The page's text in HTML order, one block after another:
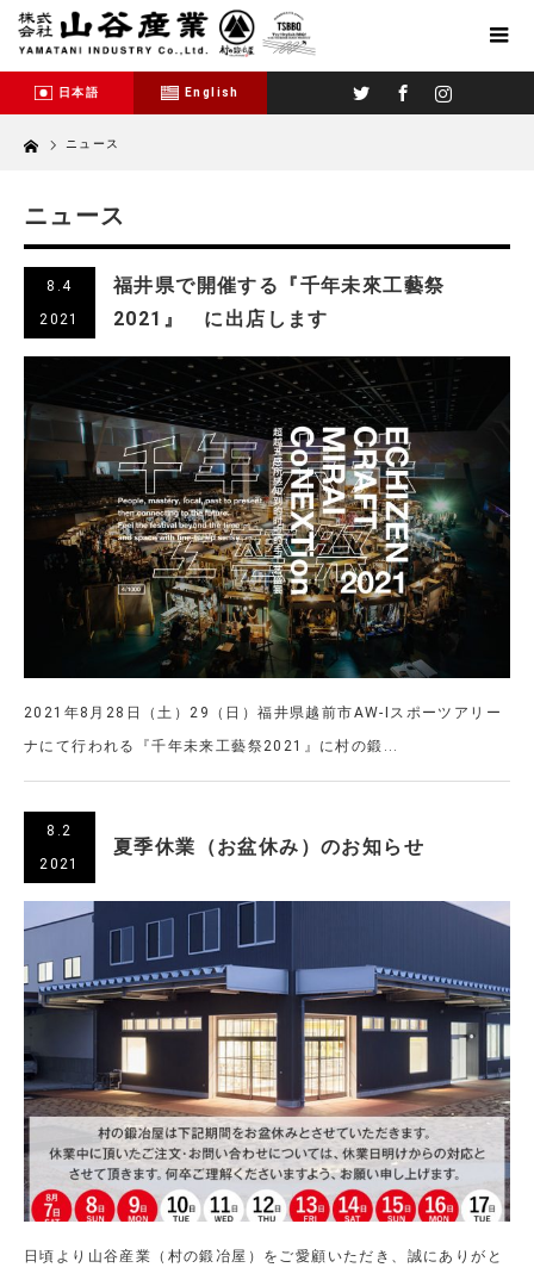
日本語 English
Home ニュース
ニュース
8.4
2021
福井県で開催する『千年未來工藝祭
2021』 に出店します
2021年8月28日（土）29（日）福井県越前市AW-Iスポーツアリー
ナにて行われる『千年未来工藝祭2021』に村の鍛...
8.2
2021
夏季休業（お盆休み）のお知らせ
日頃より山谷産業（村の鍛冶屋）をご愛顧いただき、誠にありがと